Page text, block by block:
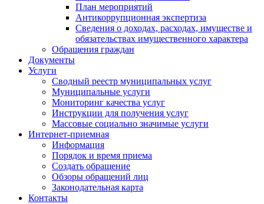
План мероприятий
Антикоррупционная экспертиза
Сведения о доходах, расходах, имуществе и
обязательствах имущественного характера
Обращения граждан
Документы
Услуги
Сводный реестр муниципальных услуг
Муниципальные услуги
Мониторинг качества услуг
Инструкции для получения услуг
Массовые социально значимые услуги
Интернет-приемная
Информация
Порядок и время приема
Создать обращение
Обзоры обращений лиц
Законодательная карта
Контакты